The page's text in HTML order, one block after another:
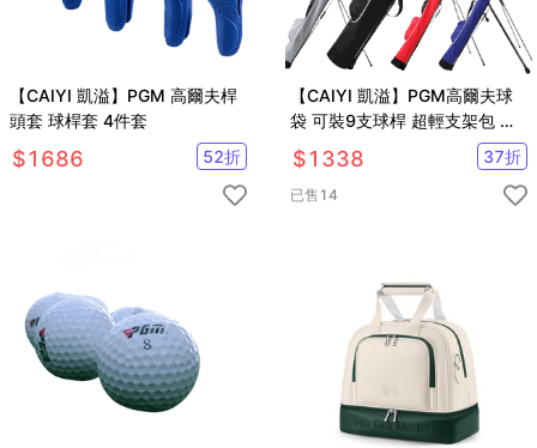
【CAIYI 凱溢】PGM 高爾夫桿
頭套 球桿套 4件套
$1686 52折
【CAIYI 凱溢】PGM高爾夫球
袋 可裝9支球桿 超輕支架包 高
爾夫球練習袋 男女防水球袋球
包
$1338 37折
已售 14